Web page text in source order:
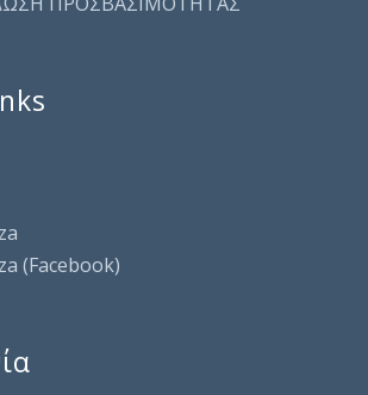
(Facebook)